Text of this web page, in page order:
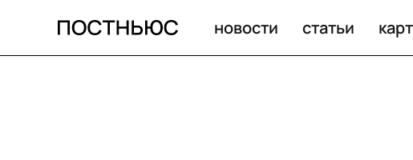
новости статьи